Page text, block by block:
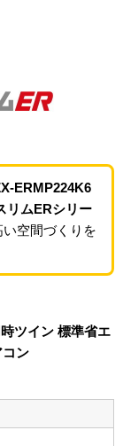
ERMP224K6
リムERシリー
空間づくりを
ツイン 標準省エ
コン